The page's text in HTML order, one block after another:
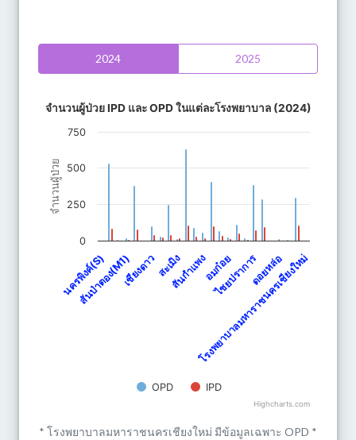
2024 2025
Bar chart with 2 data series.
The chart has 1 X axis displaying categories.
The chart has 1 Y axis displaying จำนวนผู้ป่วย. Data ranges
จำนวนผู้ป่วย
จำนวนผู้ป่วย IPD และ OPD ในแต่ละโรงพยาบาล (2024)
OPD IPD
นครพิงค์(S)
สันป่าตอง(M1)เชียงดาวสะเมิงสันกำแพงอมก๋อย
ไชยปราการดอยหล่อ
โรงพยาบาลมหาราชนครเชียงใหม่
0
250
500
750
Highcharts.com
* โรงพยาบาลมหาราชนครเชียงใหม่ มีข้อมูลเฉพาะ OPD *